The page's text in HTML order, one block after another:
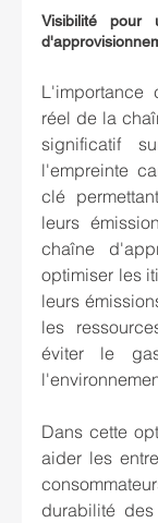
Visibilité pour
L'importance
réel de la
significatif
l'empreinte
clé
leurs
chaîne
optimiser les
leurs
les
éviter le
Dans cette
aider les
durabilité